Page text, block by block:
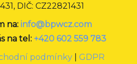
DIČ: CZ22821431
na: info@bpwcz.com
na tel: +420 602 559 783
podmínky
GDPR